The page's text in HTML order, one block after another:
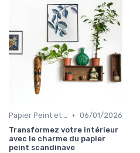
Papier Peint et Revêtements Muraux • 06/01/2026
Transformez votre intérieur
avec le charme du papier
peint scandinave